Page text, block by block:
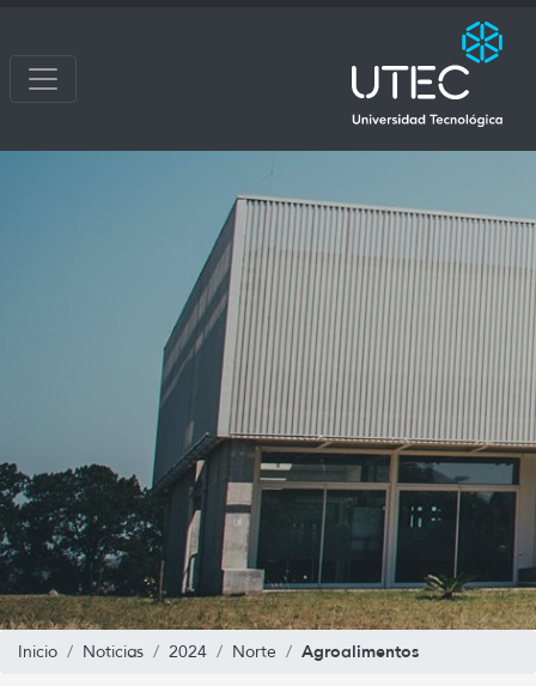
Inicio Noticias 2024 Norte Agroalimentos